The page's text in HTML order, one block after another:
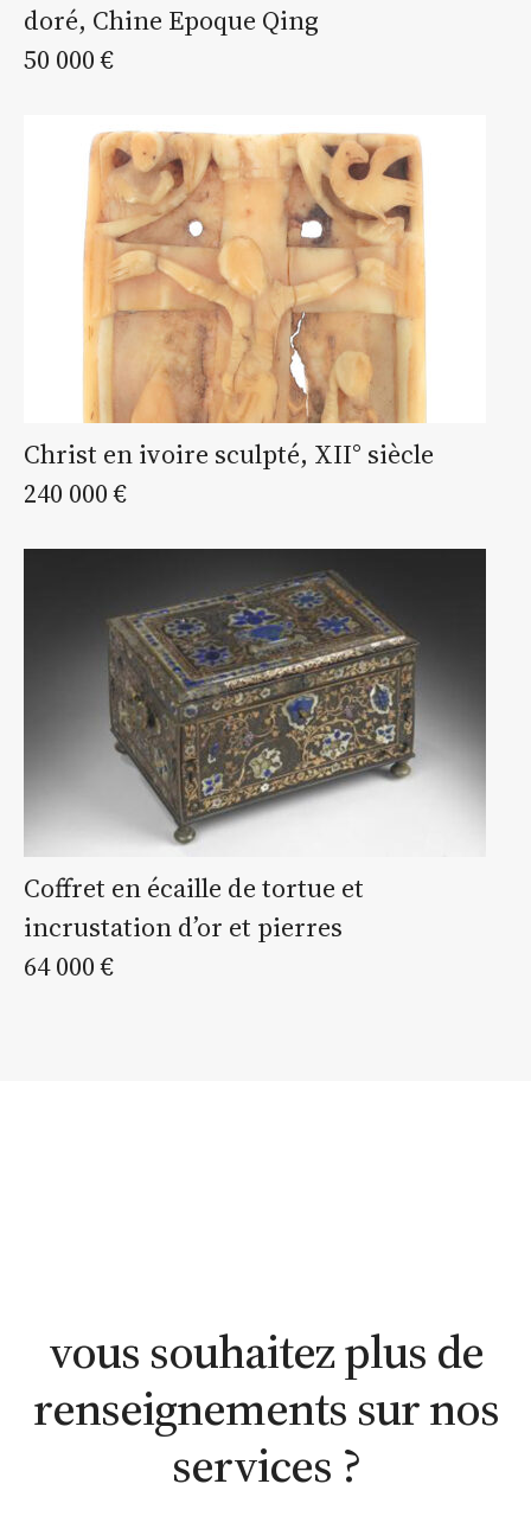
doré, Chine Epoque Qing
50 000 €
Christ en ivoire sculpté, XII° siècle
240 000 €
Coffret en écaille de tortue et
incrustation d’or et pierres
64 000 €
vous souhaitez plus de
renseignements sur nos
services ?